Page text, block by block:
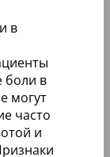
в
боли в
могут
часто
и